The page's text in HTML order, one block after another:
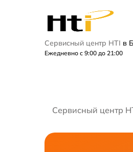
Сервисный центр HTI в
Ежедневно с 9:00 до 21:00
Сервисный центр